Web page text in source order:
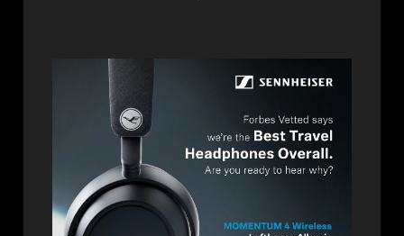
AMBEO Soundbars und Subs
AMBEO entdecken
AMBEO Ersatzteile & Zubehör